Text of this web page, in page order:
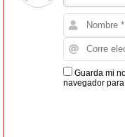
Guarda mi
navegador